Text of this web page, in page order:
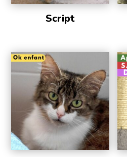
Script